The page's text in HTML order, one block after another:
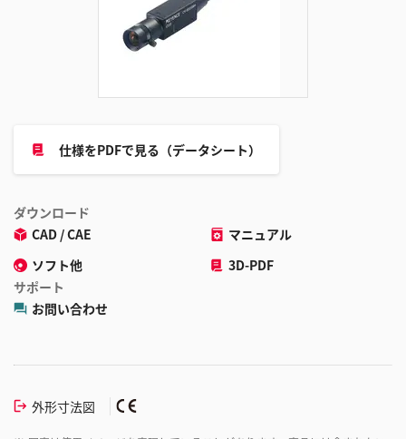
仕様をPDFで見る（データシート）
ダウンロード
CAD / CAE
マニュアル
ソフト他
3D-PDF
サポート
お問い合わせ
外形寸法図